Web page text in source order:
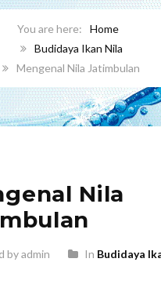
Home
Budidaya Ikan Nila
Mengenal Nila Jatimbulan
Nila
by admin In Budidaya